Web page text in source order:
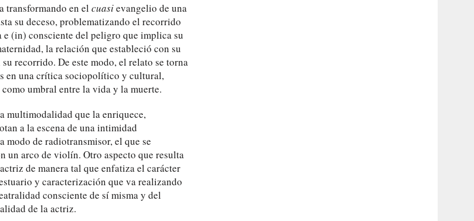
transformando en el cuasievangelio de una
su deceso, problematizando el recorrido
e (in) consciente del peligro que implica su
la relación que estableció con su
recorrido. De este modo, el relato se torna
en una crítica sociopolítico y cultural,
umbral entre la vida y la muerte.
multimodalidad que la enriquece,
a la escena de una intimidad
modo de radiotransmisor, el que se
un arco de violín. Otro aspecto que resulta
de manera tal que enfatiza el carácter
y caracterización que va realizando
consciente de sí misma y del
de la actriz.